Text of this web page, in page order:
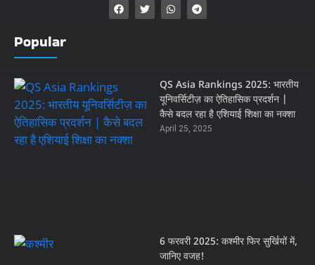
Popular
QS Asia Rankings 2025: भारतीय
यूनिवर्सिटीज़ का ऐतिहासिक प्रदर्शन |
कैसे बदल रहा है एशियाई शिक्षा का नक्शा
April 25, 2025
6 फरवरी 2025: कश्मीर फिर सुर्खियों में,
जानिए वजह!